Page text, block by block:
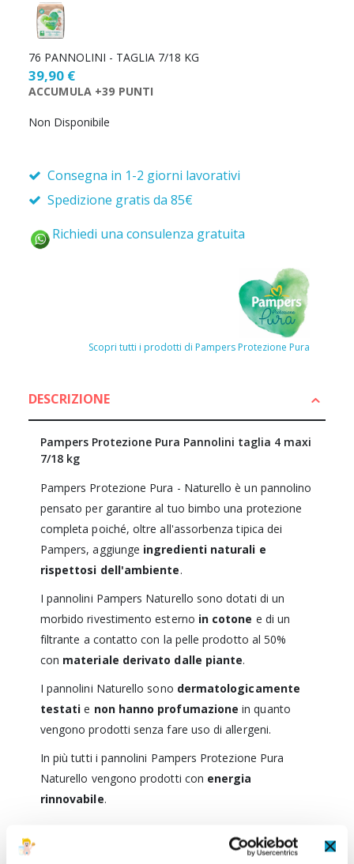
76 PANNOLINI - TAGLIA 7/18 KG
39,90 €
ACCUMULA +39 PUNTI
Non Disponibile
Consegna in 1-2 giorni lavorativi
Spedizione gratis da 85€
Richiedi una consulenza gratuita
Scopri tutti i prodotti di Pampers Protezione Pura
DESCRIZIONE
Pampers Protezione Pura Pannolini taglia 4 maxi
7/18kg
Pampers Protezione Pura - Naturello è un pannolino
pensato per garantire al tuo bimbo una protezione
completa poiché, oltre all'assorbenza tipica dei
Pampers, aggiunge ingredienti naturali e
rispettosi dell'ambiente.
I pannolini Pampers Naturello sono dotati di un
morbidorivestimento esterno in cotone e di un
filtrante a contatto con la pelle prodotto al 50%
con materiale derivato dalle piante.
I pannolini Naturello sono dermatologicamente
testati e non hanno profumazione in quanto
vengono prodotti senza fare uso di allergeni.
In più tutti i pannolini Pampers Protezione Pura
Naturello vengono prodotti con energia
rinnovabile.
RECENSIONI